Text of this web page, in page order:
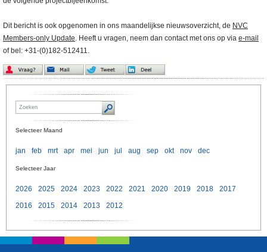
Dit bericht is ook opgenomen in ons maandelijkse nieuwsoverzicht, de NVC
Members-only Update. Heeft u vragen, neem dan contact met ons op via e-mail
of bel: +31-(0)182-512411.
Selecteer Maand
jan feb mrt apr mei jun jul aug sep okt nov dec
Selecteer Jaar
2026 2025 2024 2023 2022 2021 2020 2019 2018
2017
2016
2015 2014 2013 2012